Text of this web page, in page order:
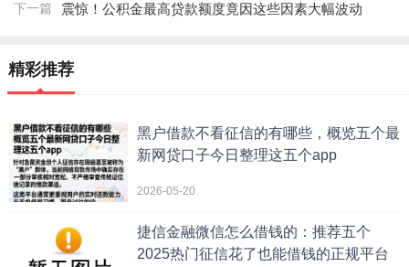
下一篇 震惊！公积金最高贷款额度竟因这些因素大幅波动
精彩推荐
黑户借款不看征信的有哪些，概览五个最
新网贷口子今日整理这五个app
2026-05-20
捷信金融微信怎么借钱的：推荐五个
2025热门征信花了也能借钱的正规平台